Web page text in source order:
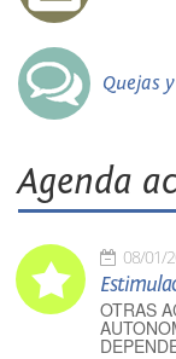
Quejas
Agenda
08/01/
OTRAS